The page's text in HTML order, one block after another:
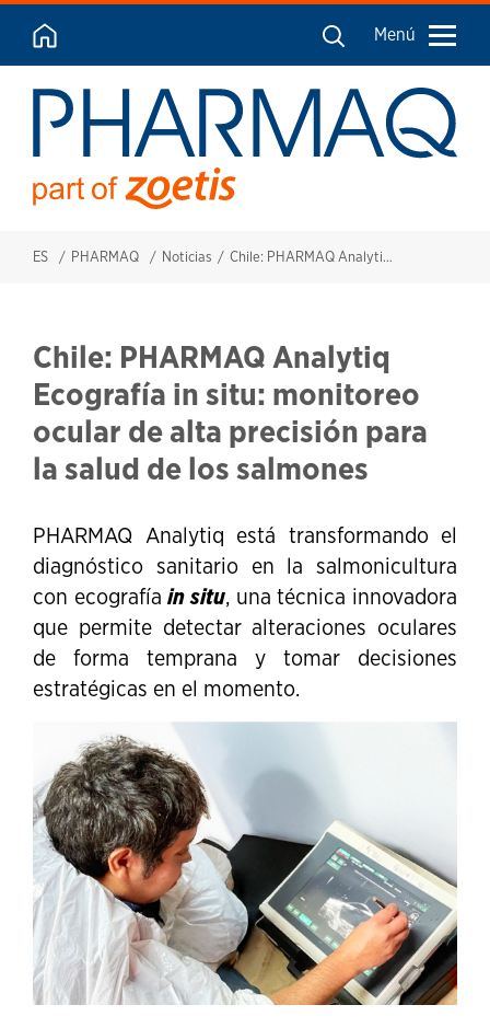
Menú
ES PHARMAQ Noticias Chile: PHARMAQ Analytiq Ecografía in situ: monitoreo ocular de alta precisión para la salud de los salmones
Chile: PHARMAQ Analytiq
Ecografía in situ: monitoreo
ocular de alta precisión para
la salud de los salmones
PHARMAQ Analytiq está transformando el
diagnóstico sanitario en la salmonicultura
con ecografíain situ, una técnica innovadora
que permite detectar alteraciones oculares
de forma temprana y tomar decisiones
estratégicas en el momento.